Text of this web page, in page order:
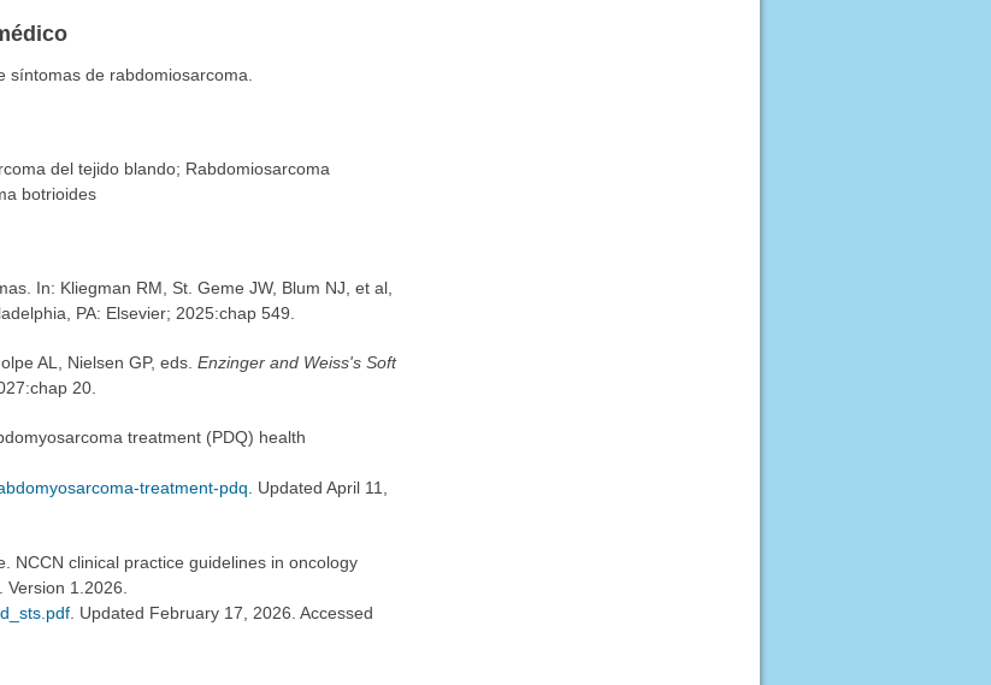
síntomas de rabdomiosarcoma.
del tejido blando; Rabdomiosarcoma
botrioides
In: Kliegman RM, St. Geme JW, Blum NJ, et al,
PA: Elsevier; 2025:chap 549.
AL, Nielsen GP, eds. Enzinger and Weiss's Soft
20.
treatment (PDQ) health
treatment-pdq. Updated April 11,
NCCN clinical practice guidelines in oncology
Version 1.2026.
. Updated February 17, 2026. Accessed